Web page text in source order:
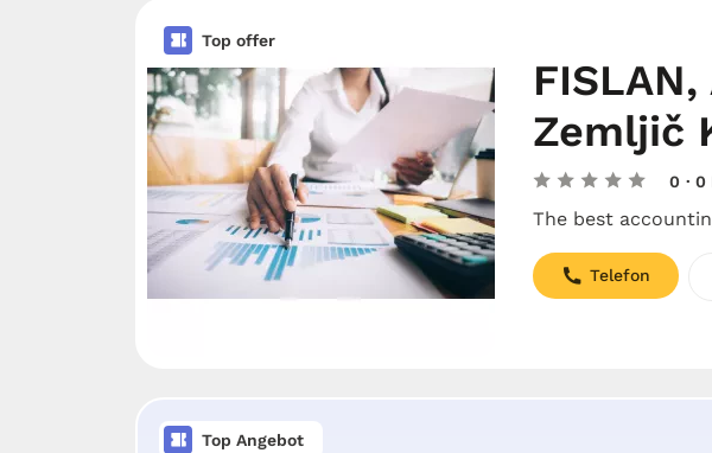
Top offer
Zemljič
0 ·
The best
Telefon
Top Angebot